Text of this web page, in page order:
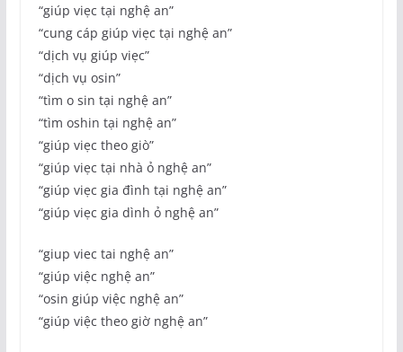
“giúp viẹc tại nghệ an”
“cung cáp giúp viẹc tại nghệ an”
“dịch vụ giúp viẹc”
“dịch vụ osin”
“tìm o sin tại nghệ an”
“tìm oshin tại nghệ an”
“giúp viẹc theo giò”
“giúp viẹc tại nhà ỏ nghệ an”
“giúp viẹc gia đình tại nghệ an”
“giúp viẹc gia dình ỏ nghệ an”
“giup viec tai nghệ an”
“giúp việc nghệ an”
“osin giúp việc nghệ an”
“giúp việc theo giờ nghệ an”